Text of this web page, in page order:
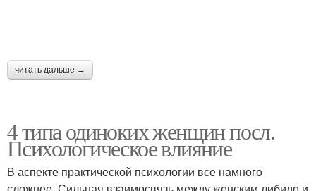
читать дальше →
4 типа одиноких женщин посл.
Психологическое влияние
В аспекте практической психологии все намного